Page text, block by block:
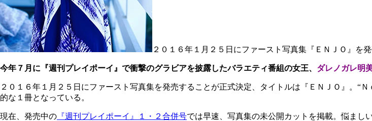
２０１６年１月２５日にファースト写真集『ＥＮＪＯ』を
今年７月に『週刊プレイポーイ』で衝撃のグラビアを披露したバラエティ番組の女王、 ダレノガレ明
２０１６年１月２５日にファースト写真集を発売することが正式決定、タイトルは『ＥＮＪＯ』。“
的な１冊となっている。
現在、発売中の 『週刊プレイポーイ』１・２合併号では早速、写真集の未公開カットを掲載。悩まし